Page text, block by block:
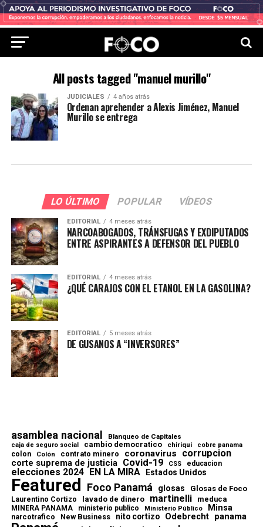
All posts tagged "manuel murillo"
JUDICIALES 4 años atrás
Ordenan aprehender a Alexis Jiménez, Manuel
Murillo se entrega
LO ÚLTIMO POPULAR VÍDEOS
EDITORIAL 4 meses atrás
NARCOABOGADOS, TRÁNSFUGAS Y EXDIPUTADOS
ENTRE ASPIRANTES A DEFENSOR DEL PUEBLO
EDITORIAL 4 meses atrás
¿QUÉ CARAJOS CON EL ETANOL EN LA GASOLINA?
EDITORIAL 5 meses atrás
DE GUSANOS A “INVERSORES”
asamblea nacional Blanqueo de Capitales
caja de seguro social cambio democratico chiriqui cobre panama
colon Colón contrato minero coronavirus corrupcion
corte suprema de justicia Covid-19 CSS educacion
elecciones 2024 EN LA MIRA Estados Unidos
Featured Foco Panamá glosas Glosas de Foco
Laurentino Cortizo lavado de dinero martinelli meduca
MINERA PANAMA ministerio publico Ministerio Público Minsa
narcotrafico New Business nito cortizo Odebrecht panama